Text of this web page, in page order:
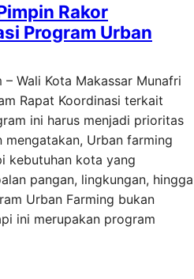
Rakor
Program Urban
Wali Kota Makassar Munafri
Rapat Koordinasi terkait
ini harus menjadi prioritas
Urban farming
kebutuhan kota yang
pangan, lingkungan, hingga
Urban Farming bukan
ini merupakan program